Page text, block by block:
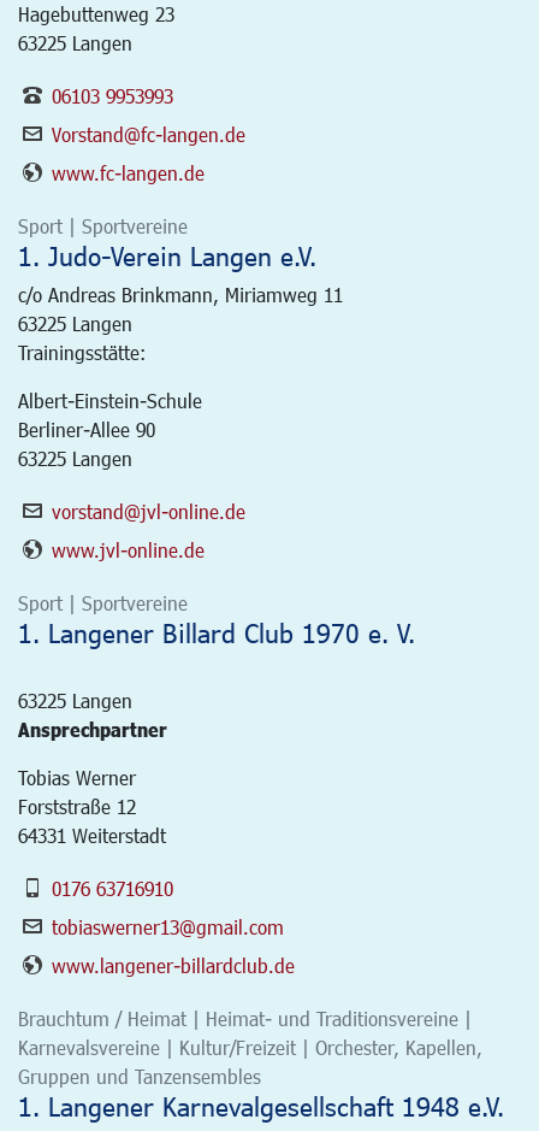
Hagebuttenweg 23
63225 Langen
06103 9953993
Vorstand@fc-langen.de
www.fc-langen.de
Sport | Sportvereine
1. Judo-Verein Langen e.V.
c/o Andreas Brinkmann, Miriamweg 11
63225 Langen
Trainingsstätte:
Albert-Einstein-Schule
Berliner-Allee 90
63225 Langen
vorstand@jvl-online.de
www.jvl-online.de
Sport | Sportvereine
1. Langener Billard Club 1970 e. V.
63225 Langen
Ansprechpartner
Tobias Werner
Forststraße 12
64331 Weiterstadt
0176 63716910
tobiaswerner13@gmail.com
www.langener-billardclub.de
Brauchtum / Heimat | Heimat- und Traditionsvereine |
Karnevalsvereine | Kultur/Freizeit | Orchester, Kapellen,
Gruppen und Tanzensembles
1. Langener Karnevalgesellschaft 1948 e.V.